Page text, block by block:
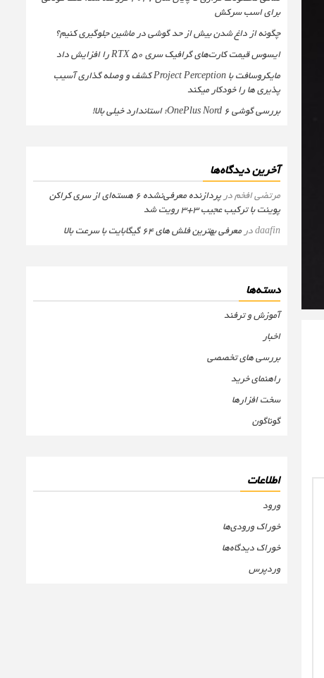
برای اسب سرکش
چگونه از داغ شدن بیش از حد گوشی در ماشین جلوگیری کنیم؟
ایسوس قیمت کارت‌های گرافیک سری RTX 50 را افزایش داد
مایکروسافت با Project Perception کشف و وصله گذاری آسیب
پذیری ها را خودکار میکند
بررسی گوشی OnePlus Nord 6؛ استاندارد خیلی بالا!
آخرین دیدگاه‌ها
مرتضی افخمدر
پردازنده معرفی‌نشده 6 هسته‌ای از سری کراکن
پوینت با ترکیب عجیب 3+3 رویت شد
daafinدر معرفی بهترین فلش های 64 گیگابایت با سرعت بالا
دسته‌ها
آموزش و ترفند
اخبار
بررسی های تخصصی
راهنمای خرید
سخت افزارها
گوناگون
اطلاعات
ورود
خوراک ورودی‌ها
خوراک دیدگاه‌ها
وردپرس